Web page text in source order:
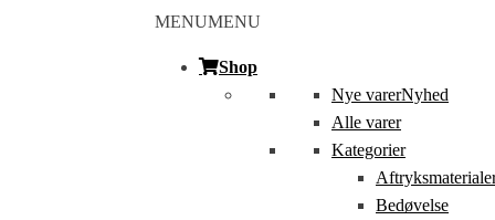
MENUMENU
Shop
Nye varerNyhed
Alle varer
Kategorier
Bedøvelse